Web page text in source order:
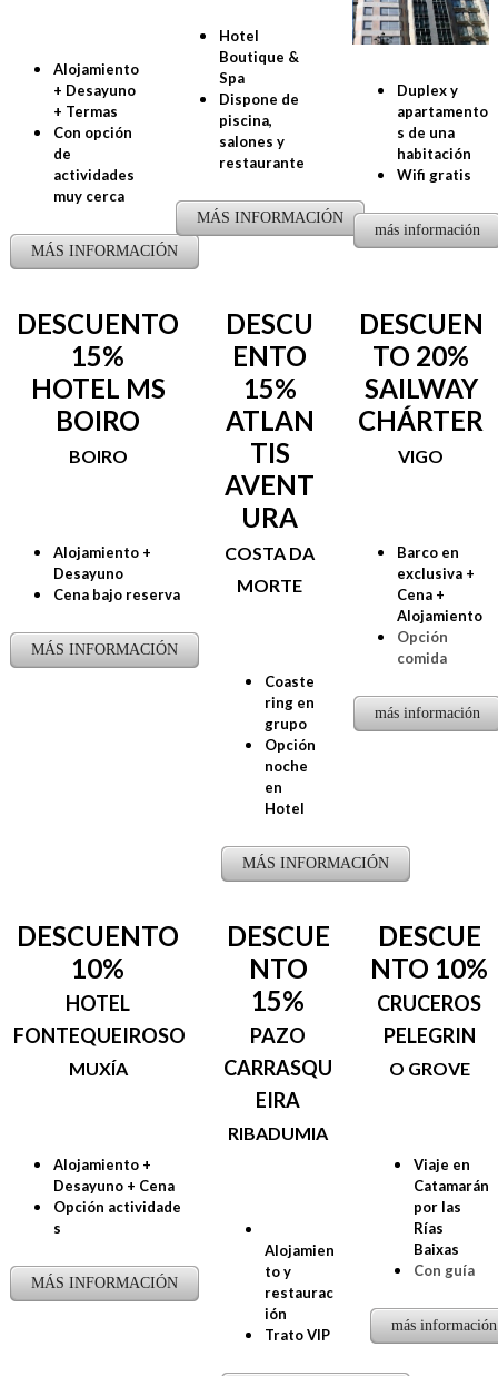
Alojamiento
+ Desayuno
+ Termas
Con opción
de
actividades
muy cerca
MÁS INFORMACIÓN
Hotel
Boutique &
Spa
Dispone de
piscina,
salones y
restaurante
MÁS INFORMACIÓN
Duplex y
apartamento
s de una
habitación
Wifi gratis
más información
DESCUENTO
15%
HOTEL MS
BOIRO
BOIRO
Alojamiento +
Desayuno
Cena bajo reserva
MÁS INFORMACIÓN
DESCU
ENTO
15%
ATLAN
TIS
AVENT
URA
COSTA DA
MORTE
Coaste
ring en
grupo
Opción
noche
en
Hotel
MÁS INFORMACIÓN
DESCUEN
TO 20%
SAILWAY
CHÁRTER
VIGO
Barco en
exclusiva +
Cena +
Alojamiento​
Opción
comida
más información
DESCUENTO
10%
HOTEL
FONTEQUEIROSO
​MUXÍA
Alojamiento +
Desayuno + Cena
Opción actividade
s
MÁS INFORMACIÓN
DESCUE
NTO
15%
PAZO
CARRASQU
EIRA
RIBADUMIA
Alojamien
to y
restaurac
ión
Trato VIP
DESCUE
NTO 10%
CRUCEROS
PELEGRIN
O GROVE
Viaje en
Catamarán
por las
Rías
Baixas
Con guía
más información